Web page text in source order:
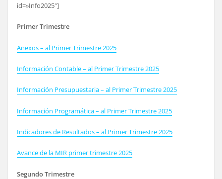
id=»Info2025″]
Primer Trimestre
Anexos – al Primer Trimestre 2025
Información Contable – al Primer Trimestre 2025
Información Presupuestaria – al Primer Trimestre 2025
Información Programática – al Primer Trimestre 2025
Indicadores de Resultados – al Primer Trimestre 2025
Avance de la MIR primer trimestre 2025
Segundo Trimestre